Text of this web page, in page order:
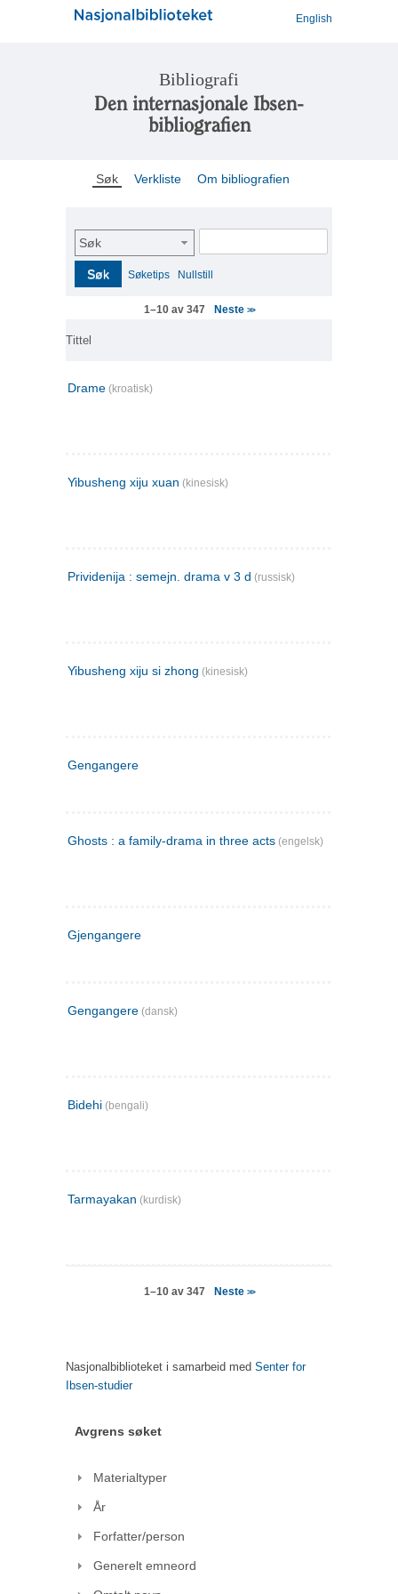
English
Bibliografi
Den internasjonale Ibsen-
bibliografien
Søk Verkliste Om bibliografien
Søk
Søk Søketips Nullstill
1–10 av 347 Neste >>
Tittel
Drame (kroatisk)
Yibusheng xiju xuan (kinesisk)
Prividenija : semejn. drama v 3 d (russisk)
Yibusheng xiju si zhong (kinesisk)
Gengangere
Ghosts : a family-drama in three acts (engelsk)
Gjengangere
Gengangere (dansk)
Bidehi (bengali)
Tarmayakan (kurdisk)
1–10 av 347 Neste >>
Nasjonalbiblioteket i samarbeid med Senter for
Ibsen-studier
Avgrens søket
Materialtyper
År
Forfatter/person
Generelt emneord